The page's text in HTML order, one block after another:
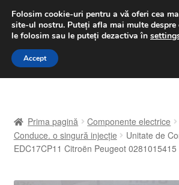
LIVRARE de la 33 lei
luni-vineri 9 a.m. - 4 p.m.031
Sari
Sari
A lua legatura
Prima pagină Componente electrice
Conduce. o singură injecție
Unitate de
EDC17CP11 Citroën Peugeot
Folosim cookie-uri pentru a vă oferi cea
site-ul nostru. Puteți afla mai multe
le folosim sau le puteți dezactiva în
Accept